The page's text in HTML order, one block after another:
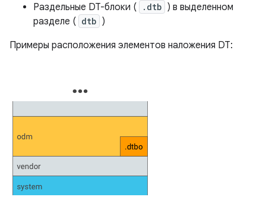
Раздельные DT-блоки ( .dtb ) в выделенном
разделе ( dtb )
Примеры расположения элементов наложения DT: